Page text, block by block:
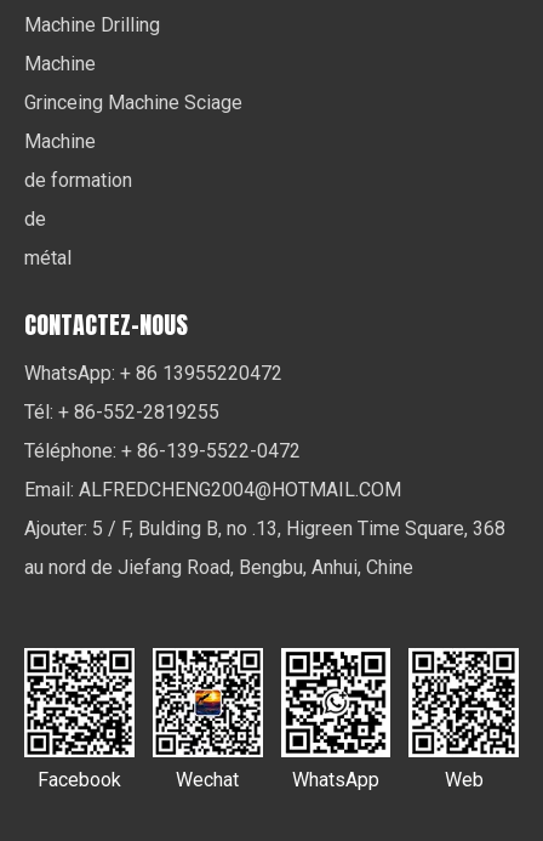
Machine Drilling
Machine
Grinceing Machine Sciage
Machine
de formation
de
métal
CONTACTEZ-NOUS
WhatsApp: + 86 13955220472
Tél: + 86-552-2819255
Téléphone: + 86-139-5522-0472
Email: ALFREDCHENG2004@HOTMAIL.COM
Ajouter: 5 / F, Bulding B, no .13, Higreen Time Square, 368
au nord de Jiefang Road, Bengbu, Anhui, Chine
Facebook Wechat WhatsApp Web